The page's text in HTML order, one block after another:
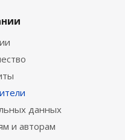
данных
и авторам